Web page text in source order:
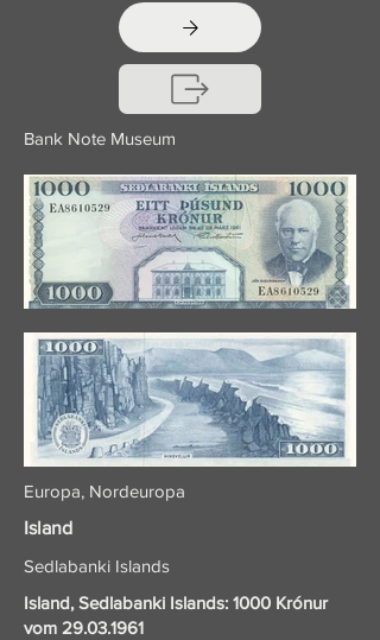
Bank Note Museum
Europa, Nordeuropa
Island
Sedlabanki Islands
Island, Sedlabanki Islands: 1000 Krónur
vom 29.03.1961